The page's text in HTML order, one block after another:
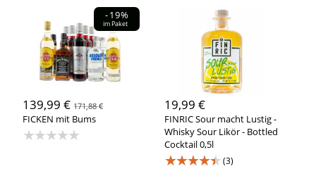
-19%
im Paket
139,99 €171,88 €
FICKEN mit Bums
★★★★★
19,99 €
FINRIC Sour macht Lustig -
Whisky Sour Likör - Bottled
Cocktail 0,5l
★★★★★(3)